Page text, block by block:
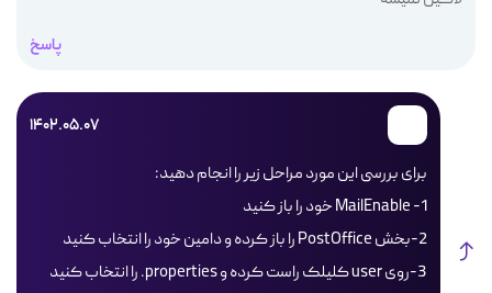
پاسخ
1402.05.07
برای بررسی این مورد مراحل زیر را انجام دهید:
1- MailEnable خود را باز کنید
2-بخش PostOffice را باز کرده و دامین خود را انتخاب کنید
3-روی user کلیلک راست کرده و properties. را انتخاب کنید